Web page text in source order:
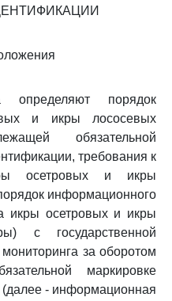
порядок
и икры лососевых
обязательной
требования к
осетровых и икры
информационного
икры осетровых и икры
с государственной
за оборотом
маркировке
- информационная